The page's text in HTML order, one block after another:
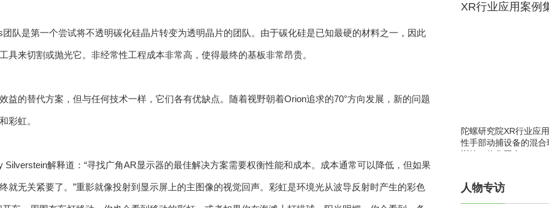
团队是第一个尝试将不透明碳化硅晶片转变为透明晶片的团队。由于碳化硅是已知最硬的材料之一，因此
具来切割或抛光它。非经常性工程成本非常高，使得最终的基板非常昂贵。
益的替代方案，但与任何技术一样，它们各有优缺点。随着视野朝着Orion追求的70°方向发展，新的问题
彩虹。
Silverstein解释道：“寻找广角AR显示器的最佳解决方案需要权衡性能和成本。成本通常可以降低，但如果
就无关紧要了。”重影就像投射到显示屏上的主图像的视觉回声。彩虹是环境光从波导反射时产生的彩色
XR行业应用案例
陀螺研究院XR行业应
性手部动捕设备的混
训练一体化平台
人物专访